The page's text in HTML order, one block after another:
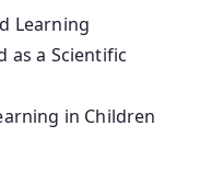
Learning
as a Scientific
in Children